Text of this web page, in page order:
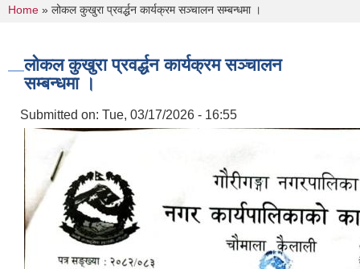
You are here
Home » लोकल कुखुरा प्रवर्द्धन कार्यक्रम सञ्चालन सम्बन्धमा ।
लोकल कुखुरा प्रवर्द्धन कार्यक्रम सञ्चालन
सम्बन्धमा ।
Submitted on: Tue, 03/17/2026 - 16:55